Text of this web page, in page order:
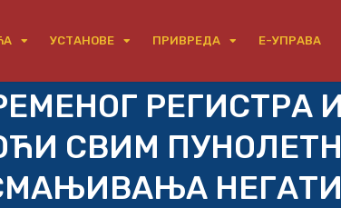
УСТАНОВЕ ПРИВРЕДА Е-УПРАВА
РЕГИСТРА
СВИМ